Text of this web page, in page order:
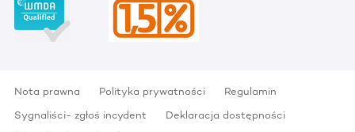
Nota prawna Polityka prywatności
Regulamin
Sygnaliści- zgłoś incydent
Deklaracja dostępności